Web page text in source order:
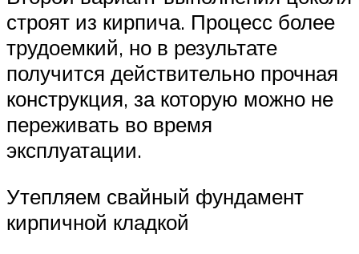
строят из кирпича. Процесс более
трудоемкий, но в результате
получится действительно прочная
конструкция, за которую можно не
переживать во время
эксплуатации.
Утепляем свайный фундамент
кирпичной кладкой